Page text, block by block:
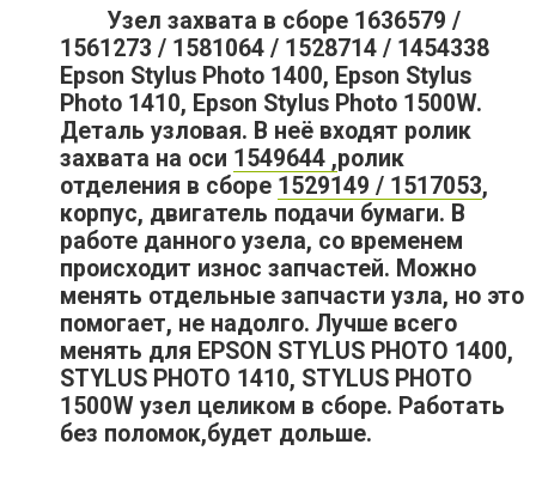
Узел захвата в сборе 1636579 /
1561273 / 1581064 / 1528714 / 1454338
Epson Stylus Photo 1400, Epson Stylus
Photo 1410, Epson Stylus Photo 1500W.
Деталь узловая. В неё входят ролик
захвата на оси 1549644 ,ролик
отделения в сборе 1529149 / 1517053,
корпус, двигатель подачи бумаги. В
работе данного узела, со временем
происходит износ запчастей. Можно
менять отдельные запчасти узла, но это
помогает, не надолго. Лучше всего
менять для ЕPSON STYLUS PHOTO 1400,
STYLUS PHOTO 1410, STYLUS PHOTO
1500W узел целиком в сборе. Работать
без поломок,будет дольше.